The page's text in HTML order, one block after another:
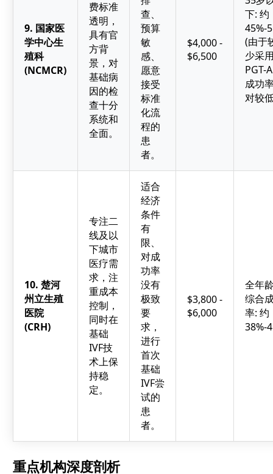
9. 国家医
学中心生
殖科
(NCMCR)
费标准
透明，
具有官
方背
景，对
基础病
因的检
查十分
系统和
全面。
查、
预算
敏
感、
愿意
接受
标准
化流
程的
患
者。
$4,000 -
$6,500
下: 约
45%-
(由于
少采
PGT-
成功
对较
10. 楚河
州立生殖
医院
(CRH)
专注二
线及以
下城市
医疗需
求，注
重成本
控制，
同时在
基础
IVF技
术上保
持稳
定。
适合
经济
条件
有
限、
对成
功率
没有
极致
要
求，
进行
首次
基础
IVF尝
试的
患
者。
$3,800 -
$6,000
全年
综合
率: 约
38%-
重点机构深度剖析